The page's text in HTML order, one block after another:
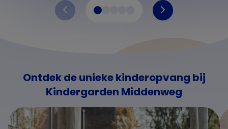
Ontdek de unieke kinderopvang bij
Kindergarden Middenweg